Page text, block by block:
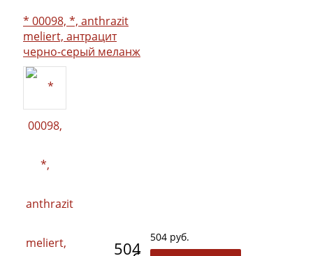
* 00098, *, anthrazit
meliert, антрацит
черно-серый меланж
504
504 руб.